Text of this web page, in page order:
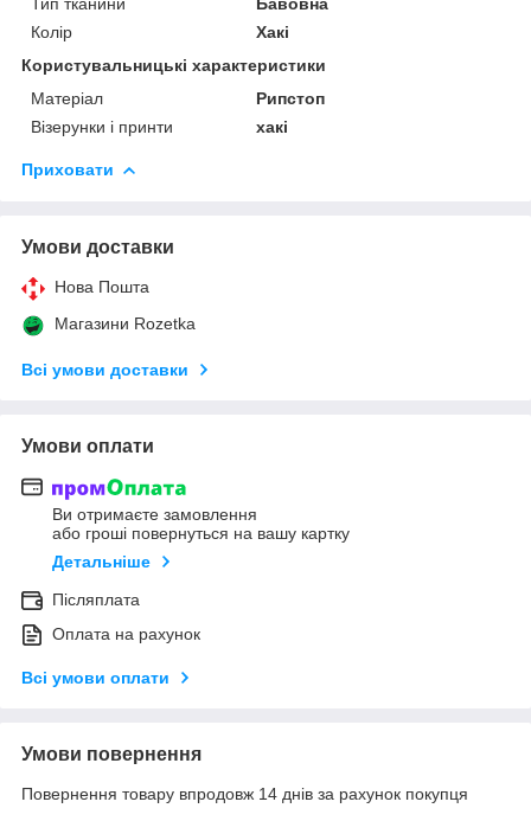
Колір
Хакі
Користувальницькі характеристики
Матеріал
Рипстоп
Візерунки і принти
хакі
Приховати
Умови доставки
Нова Пошта
Магазини Rozetka
Всі умови доставки
Умови оплати
Ви отримаєте замовлення
або гроші повернуться на вашу картку
Детальніше
Післяплата
Оплата на рахунок
Всі умови оплати
Умови повернення
Повернення товару впродовж 14 днів за рахунок покупця